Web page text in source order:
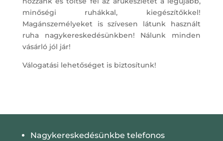
minőségi ruhákkal, kiegészítőkkel!
Magánszemélyeket is szívesen látunk használt
ruha nagykereskedésünkben! Nálunk minden
vásárló jól jár!
Válogatási lehetőséget is biztosítunk!
Nagykereskedésünkbe telefonos